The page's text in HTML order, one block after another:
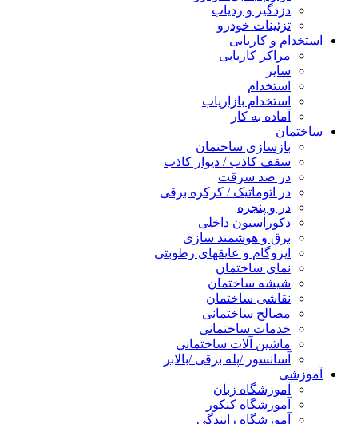
دزدگیر و ردیاب
تزئینات خودرو
استخدام و کاریابی
مراکز کاریابی
سایر
استخدام
استخدام بازاریاب
آماده به کار
ساختمان
بازسازی ساختمان
سقف کاذب / دیوار کاذب
در ضد سرقت
در اتوماتیک / کرکره برقی
در و پنجره
دکوراسیون داخلی
برق و هوشمند سازی
ایزوگام و عایقهای رطوبتی
نمای ساختمان
شیشه ساختمان
نقاشی ساختمان
مصالح ساختمانی
خدمات ساختمانی
ماشین آلات ساختمانی
آسانسور /پله برقی /بالابر
آموزشی
آموزشگاه زبان
آموزشگاه کنکور
آموزشگاه رانندگی